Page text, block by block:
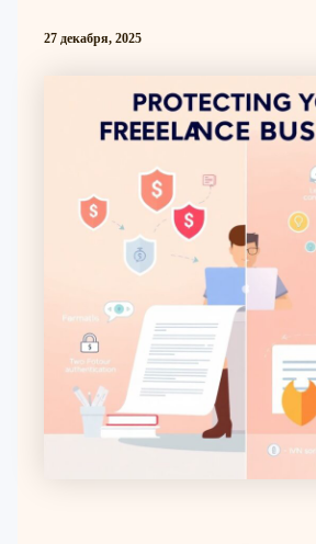
27 декабря, 2025